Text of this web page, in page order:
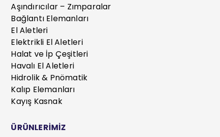
Aşındırıcılar – Zımparalar
Bağlantı Elemanları
El Aletleri
Elektrikli El Aletleri
Halat ve İp Çeşitleri
Havalı El Aletleri
Hidrolik & Pnömatik
Kalıp Elemanları
Kayış Kasnak
ÜRÜNLERİMİZ